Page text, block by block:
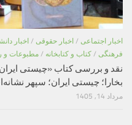
اخبار اجتماعی / اخبار حقوقی / اخبار
فرهنگی / کتاب و کتابخانه / مطبوعات و
نقد و بررسی کتاب «چیستی
بخارا؛ چیستی ایران؛ سپهر
مرداد 14, 1405